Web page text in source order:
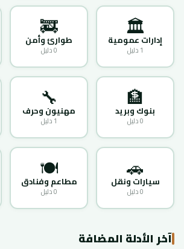
🏛️
إدارات عمومية
1 دليل
🚒
طوارئ وأمن
0 دليل
🏦
بنوك وبريد
0 دليل
🔧
مهنيون وحرف
1 دليل
🚗
سيارات ونقل
0 دليل
🍽️
مطاعم وفنادق
0 دليل
آخر الأدلة المضافة